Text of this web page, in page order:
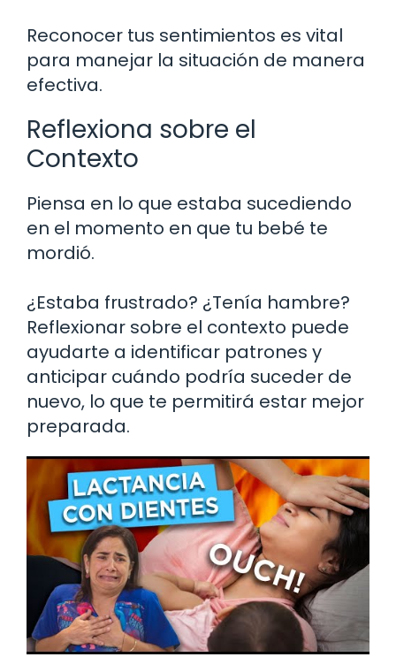
Reconocer tus sentimientos es vital
para manejar la situación de manera
efectiva.
Reflexiona sobre el
Contexto
Piensa en lo que estaba sucediendo
en el momento en que tu bebé te
mordió.
¿Estaba frustrado? ¿Tenía hambre?
Reflexionar sobre el contexto puede
ayudarte a identificar patrones y
anticipar cuándo podría suceder de
nuevo, lo que te permitirá estar mejor
preparada.